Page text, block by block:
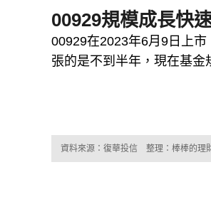
00929規模成長快
00929在2023年6月9日上
張的是不到半年，現在基
資料來源：復華投信 整理：棒棒的理